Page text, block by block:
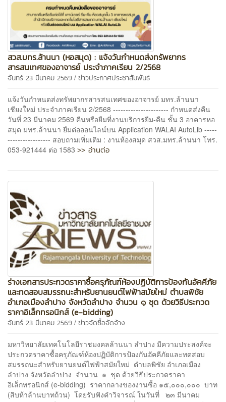
สวส.มทร.ล้านนา (หอสมุด) : แจ้งวันกำหนดส่งทรัพยากร
สารสนเทศของอาจารย์ ประจำภาคเรียน 2/2568
จันทร์ 23 มีนาคม 2569 / ข่าวประกาศประชาสัมพันธ์
แจ้งวันกำหนดส่งทรัพยากรสารสนเทศของอาจารย์ มทร.ล้านนา
เชียงใหม่ ประจำภาคเรียน 2/2568 ---------------------- กำหนดส่งคืน
วันที่ 23 มีนาคม 2569 คืนหรือยืมที่งานบริการยืม-คืน ชั้น 3 อาคารหอ
สมุด มทร.ล้านนา ยืมต่อออนไลน์บน Application WALAI AutoLib -----
----------------- สอบถามเพิ่มเติม : งานห้องสมุด สวส.มทร.ล้านนา โทร.
053-921444 ต่อ 1583 >> อ่านต่อ
ร่างเอกสารประกวดราคาซื้อครุภัณฑ์ห้องปฏิบัติการป้องกันอัคคีภัย
และทดสอบสมรรถนะสำหรับยานยนต์ไฟฟ้าสมัยใหม่ ตำบลพิชัย
อำเภอเมืองลำปาง จังหวัดลำปาง จำนวน ๑ ชุด ด้วยวิธีประกวด
ราคาอิเล็กทรอนิกส์ (e-bidding)
จันทร์ 23 มีนาคม 2569 / ข่าวจัดซื้อจัดจ้าง
มหาวิทยาลัยเทคโนโลยีราชมงคลล้านนา ลำปาง มีความประสงค์จะ
ประกวดราคาซื้อครุภัณฑ์ห้องปฏิบัติการป้องกันอัคคีภัยและทดสอบ
สมรรถนะสำหรับยานยนต์ไฟฟ้าสมัยใหม่ ตำบลพิชัย อำเภอเมือง
ลำปาง จังหวัดลำปาง จำนวน ๑ ชุด ด้วยวิธีประกวดราคา
อิเล็กทรอนิกส์ (e-bidding) ราคากลางของงานซื้อ ๑๕,๐๐๐,๐๐๐ บาท
(สิบห้าล้านบาทถ้วน) โดยรับฟังคำวิจารณ์ ในวันที่ ๒๓ มีนาคม